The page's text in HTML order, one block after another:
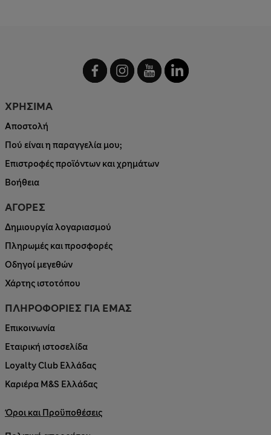
ΧΡΗΣΙΜΑ
Αποστολή
Πού είναι η παραγγελία μου;
Επιστροφές προϊόντων και χρημάτων
Βοήθεια
ΑΓΟΡΕΣ
Δημιουργία λογαριασμού
Πληρωμές και προσφορές
Οδηγοί μεγεθών
Χάρτης ιστοτόπου
ΠΛΗΡΟΦΟΡΙΕΣ ΓΙΑ ΕΜΑΣ
Επικοινωνία
Εταιρική ιστοσελίδα
Loyalty Club Ελλάδας
Καριέρα M&S Ελλάδας
Όροι και Προϋποθέσεις